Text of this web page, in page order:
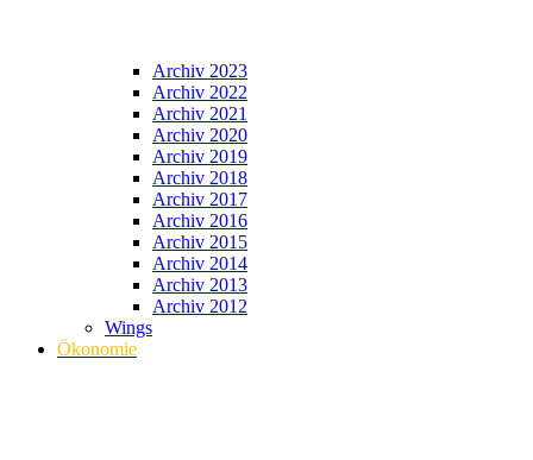
Archiv 2023
Archiv 2022
Archiv 2021
Archiv 2020
Archiv 2019
Archiv 2018
Archiv 2017
Archiv 2016
Archiv 2015
Archiv 2014
Archiv 2013
Archiv 2012
Wings
Ökonomie